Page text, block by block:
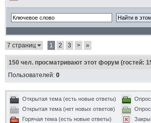
7 страниц 1 2 3 > »
150чел. просматривают этот форум (гостей:
Пользователей: 0
Открытая тема (есть новые ответы)
Открытая тема (нет новых ответов)
Горячая тема (есть новые ответы)
Опрос
Опрос